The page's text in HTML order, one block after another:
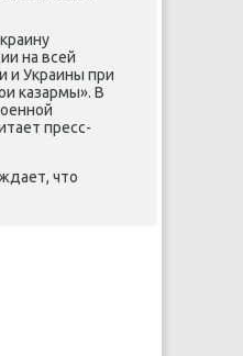
на всей
и Украины при
казармы». В
пресс-
чтο